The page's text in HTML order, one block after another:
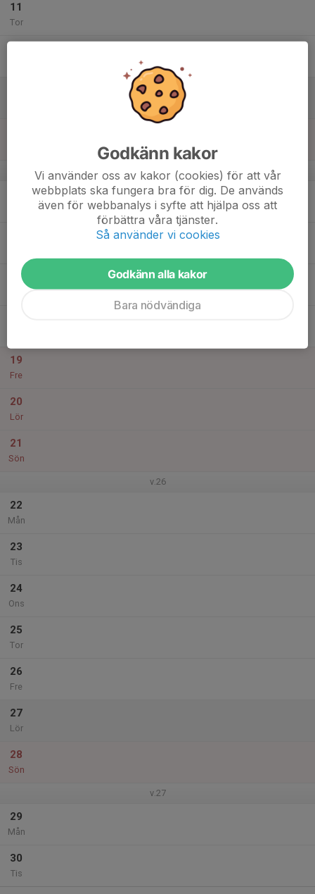
11
Tor
v.25
17
19
Fre
20
Lör
21
Sön
v.26
22
Mån
23
Tis
24
Ons
25
Tor
26
Fre
27
Lör
28
Sön
v.27
29
Mån
30
Tis
Godkänn kakor
Vi använder oss av kakor (cookies) för att vår
webbplats ska fungera bra för dig. De används
även för webbanalys i syfte att hjälpa oss att
förbättra våra tjänster.
Så använder vi cookies
Godkänn alla kakor
Bara nödvändiga